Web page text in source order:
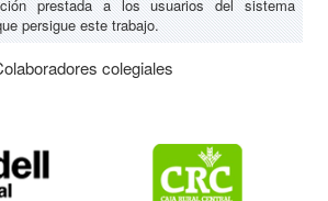
prestada a los usuarios del sistema
persigue este trabajo.
colegiales